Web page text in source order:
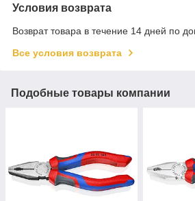
Условия возврата
Возврат товара в течение 14 дней по
Все условия возврата
Подобные товары компании